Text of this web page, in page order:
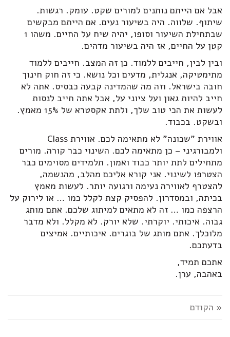
אבל אם הייתם נותנים למורים שקט. עומק. רגשות.
שיתוף. שלווה. היה בשיעור נעים. אם הייתם מבקשים
שבתחילת השיעור וסופו, יהיה שיח על החיים. משהו 1
קטן על החיים, אז היה בשיעור מדהים.
ובין לבין, חייבים ללמוד. כן זה המצב. חייבים ללמוד
מתימטיקה, אנגלית, מדעים וכל נושא. כי זה חוק חינוך
חובה בישראל. וזה מה שהמדינה קבעה כבסיס. אתה לא
חייב להיות גאון ועל ציוני על, אבל אתה חייב לנסות
לעשות את הכי טוב שלך, ולתת אקסטרא של 15% מאמץ.
ובשקט. בכבוד.
אווירת "שכונה" לא מתאימה לכם. אווירת Class
ולמבורגיני – כן מתאימה לכם. השינוי כבר קורה. מורים
מתחילים לתת יותר כבוד ואמון. תלמידים מסוימים כבר
הצטרפו לשינוי. אני קורא אליכם מהלב, מהנשמה,
להצטרף לאווירה נעימה ורגועה יותר. לעשות מאמץ
בכיתה, ובמסדרון. להפסיק קצת לקלל כמו … או לירוק על
הרצפה כמו … זה לא מתאים למיתוג שלכם. אתם מותג
גבוה. איכותי. יוקרתי. שלא יורק. לא מקלל. ולא מדבר
מלוכלך. אתם מותג של בוגרים. איכותיים. אמיצים
בדעתכם.
אתכם תמיד,
באהבה, ערן.
« הקודם